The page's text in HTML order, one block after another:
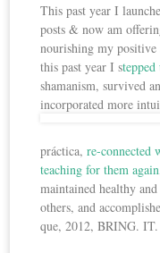
This past year I
posts & now am
nourishing my
this past year I s
shamanism, survived
incorporated more
práctica,re-connected
teaching for them again
maintained healthy
others, and
que, 2012, BRING.